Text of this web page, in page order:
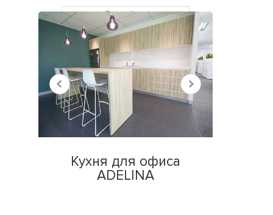
Все работы
Кухня для офиса
ADELINA